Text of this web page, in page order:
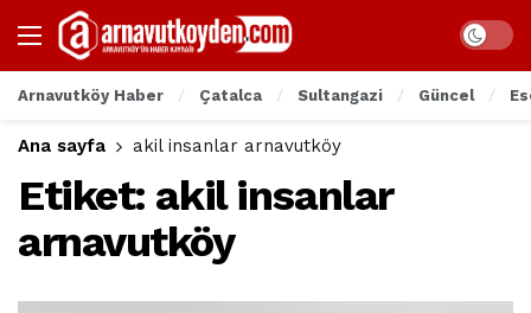
Arnavutköy Haber Çatalca Sultangazi Güncel
Ana sayfa akil insanlar arnavutköy
Etiket: akil insanlar
arnavutköy